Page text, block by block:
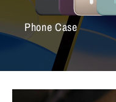
Phone Case